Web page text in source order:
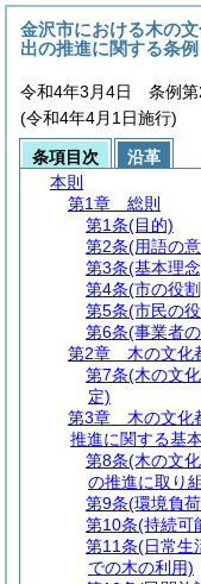
金沢市における木の
出の推進に関する条例
令和4年3月4日 条例第
(令和4年4月1日施行)
条項目次
沿革
本則
第1章
総則
第1条(目的)
第2条(用語の
第3条(基本理
第4条(市の役
第5条(市民の
第6条(事業者
第2章
木の文化
第7条(木の文
定)
第3章
木の文化
推進に関する基
第8条(木の文
の推進に取り
第9条(環境負
第10条(持続可
第11条(日常生
での木の利用)